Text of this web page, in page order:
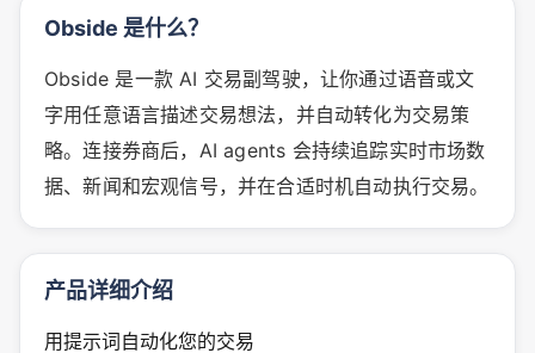
Obside 是什么？
Obside 是一款 AI 交易副驾驶，让你通过语音或文
字用任意语言描述交易想法，并自动转化为交易策
略。连接券商后，AI agents 会持续追踪实时市场数
据、新闻和宏观信号，并在合适时机自动执行交易。
产品详细介绍
用提示词自动化您的交易